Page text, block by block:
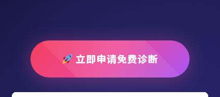
立即申请免费诊断